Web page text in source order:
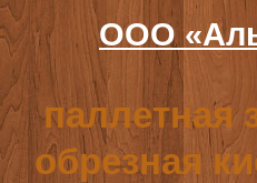
ООО
паллетная
обрезная